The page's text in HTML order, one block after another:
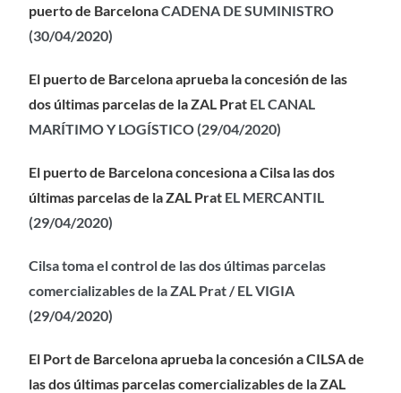
puerto de BarcelonaCADENA DE SUMINISTRO
(30/04/2020)
El puerto de Barcelona aprueba la concesión de las
dos últimas parcelas de la ZAL Prat EL CANAL
MARÍTIMO Y LOGÍSTICO (29/04/2020)
El puerto de Barcelona concesiona a Cilsa las dos
últimas parcelas de la ZAL Prat EL MERCANTIL
(29/04/2020)
Cilsa toma el control de las dos últimas parcelas
comercializables de la ZAL Prat /EL VIGIA
(29/04/2020)
​El Port de Barcelona aprueba la concesión a CILSA de
las dos últimas parcelas comercializables de la ZAL